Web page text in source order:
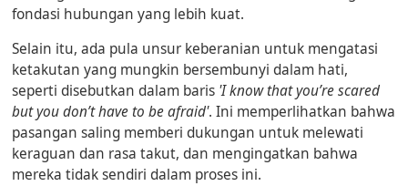
fondasi hubungan yang lebih kuat.
Selain itu, ada pula unsur keberanian untuk mengatasi
ketakutan yang mungkin bersembunyi dalam hati,
seperti disebutkan dalam baris 'I know that you’re scared
but you don’t have to be afraid'. Ini memperlihatkan bahwa
pasangan saling memberi dukungan untuk melewati
keraguan dan rasa takut, dan mengingatkan bahwa
mereka tidak sendiri dalam proses ini.